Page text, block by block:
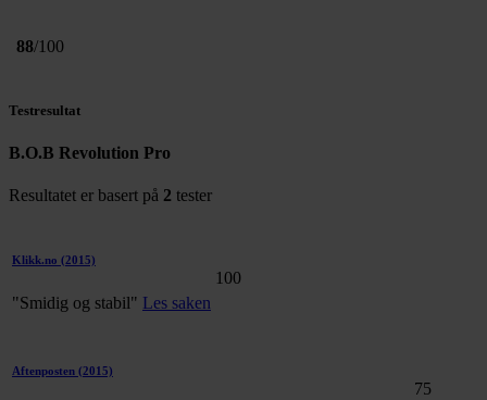
88/100
Testresultat
B.O.B Revolution Pro
Resultatet er basert på 2 tester
Klikk.no (2015)
"Smidig og stabil" Les saken
100
Aftenposten (2015)
75